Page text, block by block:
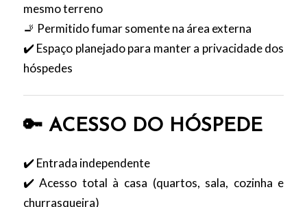
mesmo terreno
🚬 Permitido fumar somente na área externa
✔️ Espaço planejado para manter a privacidade dos
hóspedes
🔑 ACESSO DO HÓSPEDE
✔️ Entrada independente
✔️ Acesso total à casa (quartos, sala, cozinha e
churrasqueira)